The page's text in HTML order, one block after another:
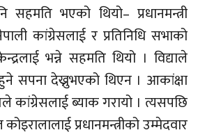
भएको थियो– प्रधानमन्त्री
कांग्रेसलाई र प्रतिनिधि सभाको
भन्ने सहमति थियो । विद्याले
हुने सपना देख्नुभएको थिएन । आकांक्षा
कांग्रेसलाई ब्याक गरायो । त्यसपछि
कोइरालालाई प्रधानमन्त्रीको उम्मेदवार